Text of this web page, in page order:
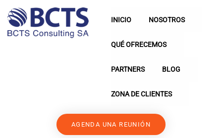
INICIO NOSOTROS
QUÉ OFRECEMOS
PARTNERS BLOG
ZONA DE CLIENTES
AGENDA UNA REUNIÓN